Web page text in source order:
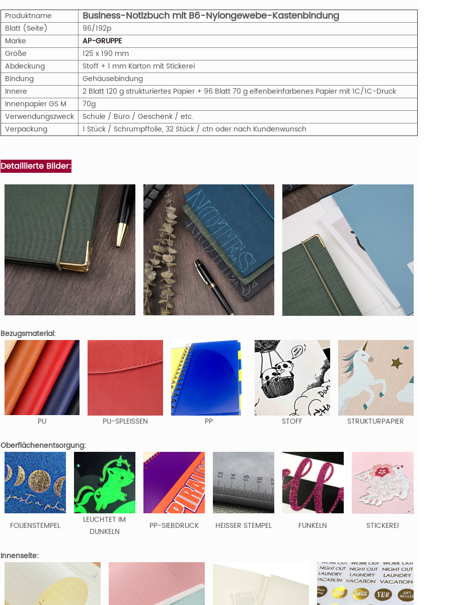
Produktname Business-Notizbuch mit B6-Nylongewebe-Kastenbindung
Blatt (Seite)
96/192p
Marke
AP-GRUPPE
Größe
125 x 190 mm
Abdeckung
Stoff + 1 mm Karton mit Stickerei
Bindung
Gehäusebindung
Innere
2 Blatt 120 g strukturiertes Papier + 96 Blatt 70 g elfenbeinfarbenes Papier mit 1C/1C-Druck
InnenpapierGS M
70g
Verwendungszweck
Schule / Büro / Geschenk / etc.
Verpackung
1 Stück / Schrumpffolie, 32 Stück / ctn oder nach Kundenwunsch
Detaillierte Bilder:
Bezugsmaterial:
PU PU-SPLEISSEN PP STOFF STRUKTURPAPIER
Oberflächenentsorgung:
FOLIENSTEMPEL
LEUCHTET IM
DUNKELN
PP-SIEBDRUCK HEISSER STEMPEL FUNKELN STICKEREI
Innenseite: